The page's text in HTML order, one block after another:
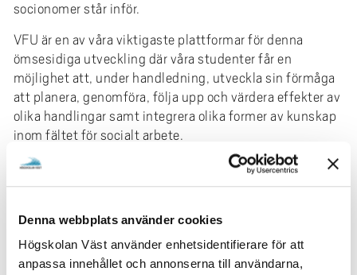
Denna webbplats använder cookies
Högskolan Väst använder enhetsidentifierare för att
anpassa innehållet och annonserna till användarna,
socionomer står inför.
VFU är en av våra viktigaste plattformar för denna
ömsesidiga utveckling där våra studenter får en
möjlighet att, under handledning, utveckla sin förmåga
att planera, genomföra, följa upp och värdera effekter av
olika handlingar samt integrera olika former av kunskap
inom fältet för socialt arbete.
Förutom att VFU är centralt för studenternas lärande
inför kommande yrkesutövning gynnas också
VFU ger med yrkesfältet.
OM VFU